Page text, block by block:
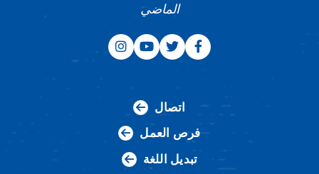
الماضي
اتصال
فرص العمل
تبديل اللغة